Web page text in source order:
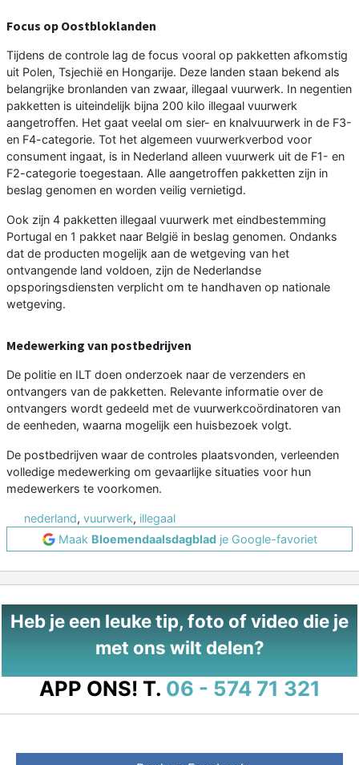
Focus op Oostbloklanden
Tijdens de controle lag de focus vooral op pakketten afkomstig
uit Polen, Tsjechië en Hongarije. Deze landen staan bekend als
belangrijke bronlanden van zwaar, illegaal vuurwerk. In negentien
pakketten is uiteindelijk bijna 200 kilo illegaal vuurwerk
aangetroffen. Het gaat veelal om sier- en knalvuurwerk in de F3-
en F4-categorie. Tot het algemeen vuurwerkverbod voor
consument ingaat, is in Nederland alleen vuurwerk uit de F1- en
F2-categorie toegestaan. Alle aangetroffen pakketten zijn in
beslag genomen en worden veilig vernietigd.
Ook zijn 4 pakketten illegaal vuurwerk met eindbestemming
Portugal en 1 pakket naar België in beslag genomen. Ondanks
dat de producten mogelijk aan de wetgeving van het
ontvangende land voldoen, zijn de Nederlandse
opsporingsdiensten verplicht om te handhaven op nationale
wetgeving.
Medewerking van postbedrijven
De politie en ILT doen onderzoek naar de verzenders en
ontvangers van de pakketten. Relevante informatie over de
ontvangers wordt gedeeld met de vuurwerkcoördinatoren van
de eenheden, waarna mogelijk een huisbezoek volgt.
De postbedrijven waar de controles plaatsvonden, verleenden
volledige medewerking om gevaarlijke situaties voor hun
medewerkers te voorkomen.
nederland, vuurwerk, illegaal
Maak Bloemendaalsdagbladje Google-favoriet
Heb je een leuke tip, foto of video die je
met ons wilt delen?
APP ONS! T. 06 - 574 71 321